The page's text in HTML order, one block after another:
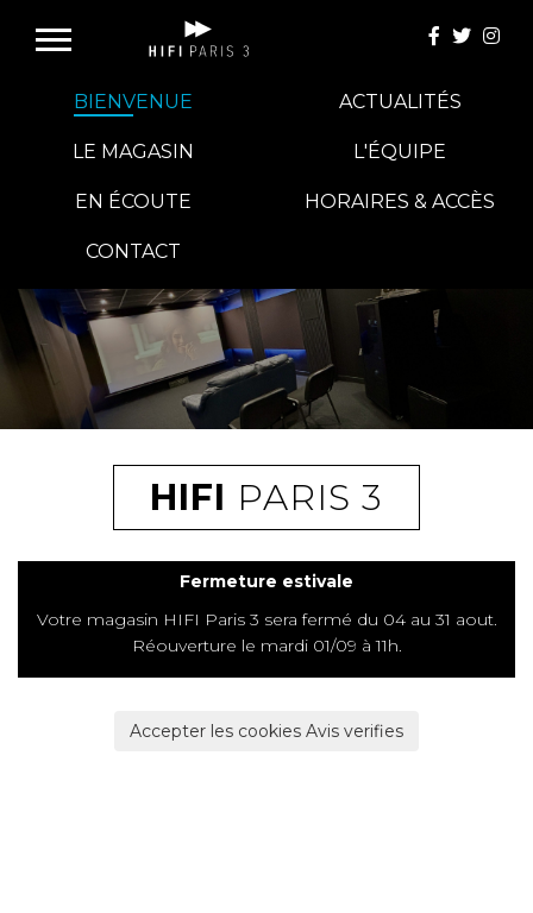
HIFI GROUP
MAGASINS
BANCS D'ESSAI
DOSSIERS
BIENVENUE ACTUALITÉS
LE MAGASIN L'ÉQUIPE
EN ÉCOUTE HORAIRES & ACCÈS
CONTACT
HIFI PARIS 3
Fermeture estivale
Votre magasin HIFI Paris 3 sera fermé du 04 au 31 aout.
Réouverture le mardi 01/09 à 11h.
Accepter les cookies Avis verifies